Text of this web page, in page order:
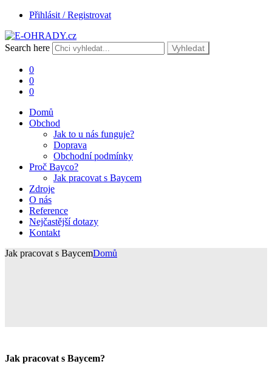
Přihlásit / Registrovat
Search here Vyhledat
0
0
0
Domů
Obchod
Jak to u nás funguje?
Doprava
Obchodní podmínky
Proč Bayco?
Jak pracovat s Baycem
Zdroje
O nás
Reference
Nejčastější dotazy
Kontakt
Jak pracovat s BaycemDomů
Jak pracovat s Baycem?